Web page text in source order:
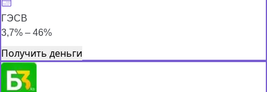
ГЭСВ
3,7% – 46%
Получить деньги